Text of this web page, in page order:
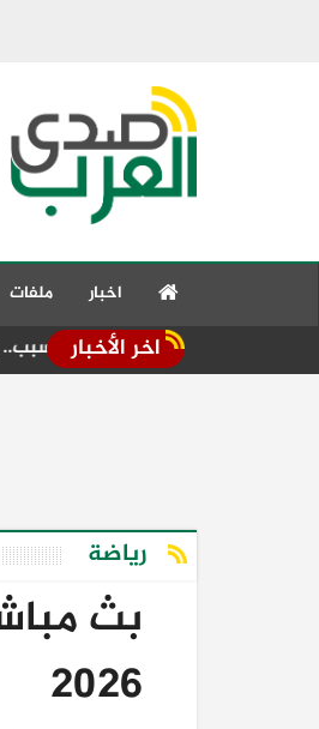
اخبار ملفات
اخر الأخبار
مبكراً لهذا السبب.. وابتعدوا
رياضة
بث
2026